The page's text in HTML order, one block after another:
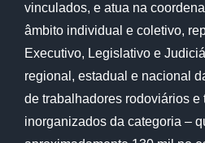
vinculados, e atua na
âmbito individual e coletivo,
Executivo, Legislativo e
regional, estadual e nacional
de trabalhadores rodoviários e
inorganizados da categoria –